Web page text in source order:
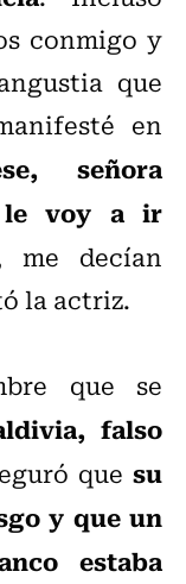
conmigo y
que
en
señora
le voy a ir
me decían
la actriz.
que se
falso
quesu
y que un
estaba